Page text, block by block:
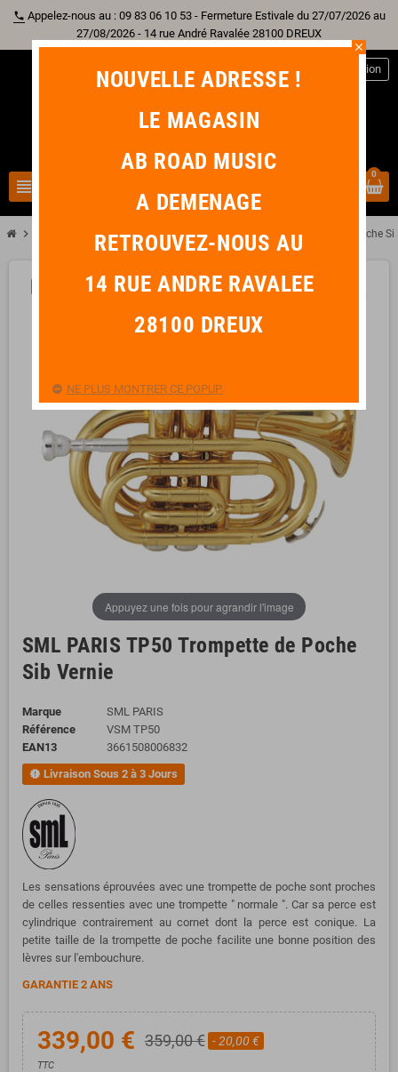
phone Appelez-nous au : 09 83 06 10 53 - Fermeture Estivale du 27/07/2026 au
27/08/2026 - 14 rue André Ravalée 28100 DREUX
view_headline
Connexion
0
chevron_right Autre Instrumentchevron_right Trompette chevron_right SML PARIS TP50 Trompette de Poche
Appuyez une fois pour agrandir l'image
SML PARIS TP50 Trompette de Poche
Sib Vernie
Marque
SML PARIS
Référence
VSM TP50
EAN13
3661508006832
new_releases Livraison Sous 2 à 3 Jours
Les sensations éprouvées avec une trompette de poche sont proches
de celles ressenties avec une trompette " normale ". Car sa perce est
cylindrique contrairement au cornet dont la perce est conique. La
petite taille de la trompette de poche facilite une bonne position des
lèvres sur l'embouchure.
GARANTIE 2 ANS
339,00 € 359,00 € - 20,00 €
TTC
close
NOUVELLE ADRESSE !
LE MAGASIN
AB ROAD MUSIC
A DEMENAGE
RETROUVEZ-NOUS AU
14 RUE ANDRE RAVALEE
28100 DREUX
NE PLUS MONTRER CE POPUP.